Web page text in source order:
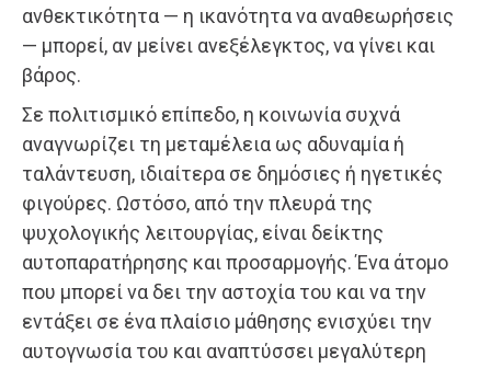
ανθεκτικότητα — η ικανότητα να αναθεωρήσεις
— μπορεί, αν μείνει ανεξέλεγκτος, να γίνει και
βάρος.
Σε πολιτισμικό επίπεδο, η κοινωνία συχνά
αναγνωρίζει τη μεταμέλεια ως αδυναμία ή
ταλάντευση, ιδιαίτερα σε δημόσιες ή ηγετικές
φιγούρες. Ωστόσο, από την πλευρά της
ψυχολογικής λειτουργίας, είναι δείκτης
αυτοπαρατήρησης και προσαρμογής. Ένα άτομο
που μπορεί να δει την αστοχία του και να την
εντάξει σε ένα πλαίσιο μάθησης ενισχύει την
αυτογνωσία του και αναπτύσσει μεγαλύτερη